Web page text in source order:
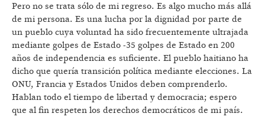
Pero no se trata sólo de mi regreso. Es algo mucho más allá
de mi persona. Es una lucha por la dignidad por parte de
un pueblo cuya voluntad ha sido frecuentemente ultrajada
mediante golpes de Estado -35 golpes de Estado en 200
años de independencia es suficiente. El pueblo haitiano ha
dicho que quería transición política mediante elecciones. La
ONU, Francia y Estados Unidos deben comprenderlo.
Hablan todo el tiempo de libertad y democracia; espero
que al fin respeten los derechos democráticos de mi país.